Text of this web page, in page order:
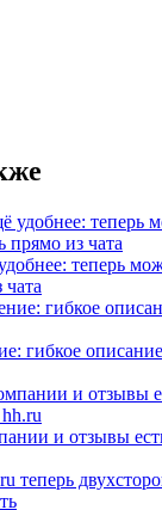
теперь
гибкое
и отзывы